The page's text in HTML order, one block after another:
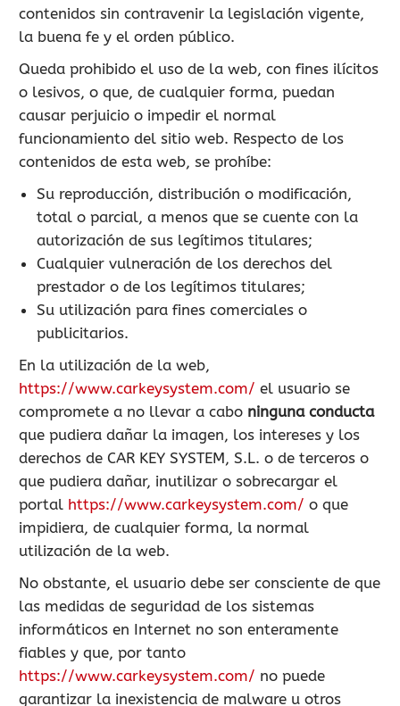
contenidos sin contravenir la legislación vigente,
la buena fe y el orden público.
Queda prohibido el uso de la web, con fines ilícitos
o lesivos, o que, de cualquier forma, puedan
causar perjuicio o impedir el normal
funcionamiento del sitio web. Respecto de los
contenidos de esta web, se prohíbe:
Su reproducción, distribución o modificación,
total o parcial, a menos que se cuente con la
autorización de sus legítimos titulares;
Cualquier vulneración de los derechos del
prestador o de los legítimos titulares;
Su utilización para fines comerciales o
publicitarios.
En la utilización de la web,
https://www.carkeysystem.com/ el usuario se
compromete a no llevar a cabo ninguna conducta
que pudiera dañar la imagen, los intereses y los
derechos de CAR KEY SYSTEM, S.L. o de terceros o
que pudiera dañar, inutilizar o sobrecargar el
portal https://www.carkeysystem.com/ o que
impidiera, de cualquier forma, la normal
utilización de la web.
No obstante, el usuario debe ser consciente de que
las medidas de seguridad de los sistemas
informáticos en Internet no son enteramente
fiables y que, por tanto
https://www.carkeysystem.com/ no puede
garantizar la inexistencia de malware u otros